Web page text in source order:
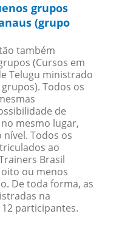
grupos
(grupo
também
(Cursos em
Telugu ministrado
Todos os
de
mesmo lugar,
Todos os
ao
Brasil
ou menos
De toda forma, as
na
participantes.